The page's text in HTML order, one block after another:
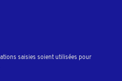
saisies soient utilisées pour